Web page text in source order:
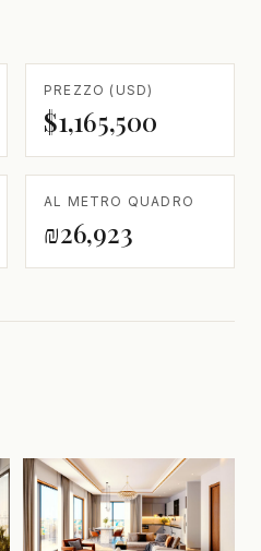
PREZZO (USD)
$1,165,500
AL METRO QUADRO
₪26,923